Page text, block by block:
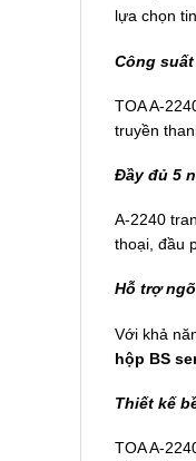
lựa chọn
Công
TOA A-
truyền
Đầy đủ 5
A-2240
thoại, đầu
Hỗ trợ
Với khả
hộp BS
Thiết kế
TOA A-